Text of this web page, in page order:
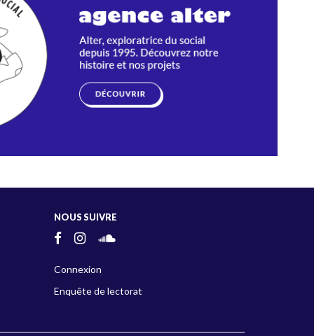
NOUS SUIVRE
Connexion
Enquête de lectorat